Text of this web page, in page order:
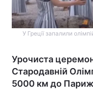
У Греції запалили
Урочиста
Стародавній
5000 км до